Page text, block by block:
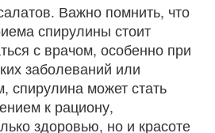
Важно помнить, что
спирулины стоит
с врачом, особенно при
заболеваний или
спирулина может стать
к рациону,
здоровью, но и красоте